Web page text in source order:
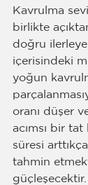
Kavrulma
birlikte
doğru
içerisindeki
yoğun
oranı düşer
acımsı bir tat
süresi
tahmin
güçleşecektir.